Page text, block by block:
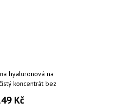
hyaluronová na
koncentrát bez
Kč